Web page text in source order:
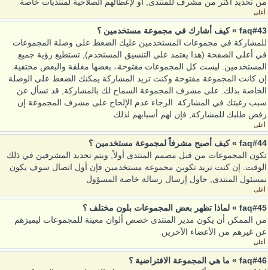
أعلى
faq#43 » كيف أشارك في مجموعة مستخدمين ؟
للمشاركة في مجموعات المستخدمين عليك الضغط على وصلة المجموعات
في أعلى الصفحة (هذا يعتمد على التنسيق المستخدم), تستطيع رؤية جميع
المستخدمين. ليست كل المجموعات مفتوحة، بعضها مغلقة والبعض مختفية.
إن كانت المجموعة مفتوحة وكنت تريد المشاركة يمكنك الضغط على الوصلة
الخاصة بذلك. على مشرف المجموعة السماح لك بالمشاركة, قد تسأل عن
سبب رغبتك في المشاركة. الرجاء عدم الإلحاح على مشرف المجموعة إن
رفض طلبك للمشاركة, فإن لهم أسبابهم لذلك
أعلى
faq#44 » كيف أصبح مشرفاً لمجموعة مستخدمين ؟
تكون المجموعات من قبل مصمم المنتدى أولاً, ويتم تحديد المشرفين في ذلك
الوقت. إن كنت تريد تكوين مجموعة مستخدمين فإن أول اتصال سوف يكون
بمسئول المنتدى, حاول إرسال رسالة خاصة المسؤول
أعلى
faq#45 » لماذا تظهر بعض المجموعات بلون مختلف ؟
من الممكن أن يكون مدير المنتدى خصص ألوان معينة للمجموعات ليميزهم
عن غيرهم من الأعضاء الآخرين
أعلى
faq#46 » ما هي المجموعة الافتراضية ؟